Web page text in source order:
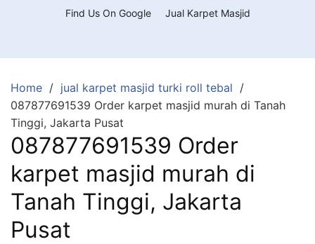
Find Us On Google Jual Karpet Masjid
Home
jual karpet masjid turki roll tebal
087877691539 Order karpet masjid murah di Tanah
Tinggi, Jakarta Pusat
087877691539 Order
karpet masjid murah di
Tanah Tinggi, Jakarta
Pusat